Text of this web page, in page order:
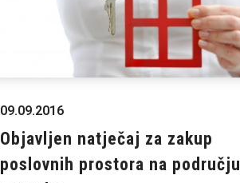
09.09.2016
Objavljen natječaj za zakup
poslovnih prostora na području